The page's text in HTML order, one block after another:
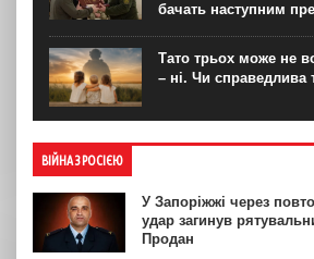
бачать наступним
Тато трьох може не
– ні. Чи справедлива
ВІЙНА З РОСІЄЮ
У Запоріжжі через
удар загинув
Продан